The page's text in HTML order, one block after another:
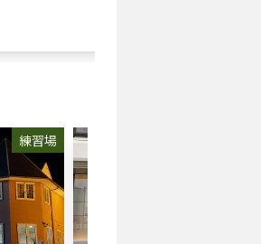
練習場